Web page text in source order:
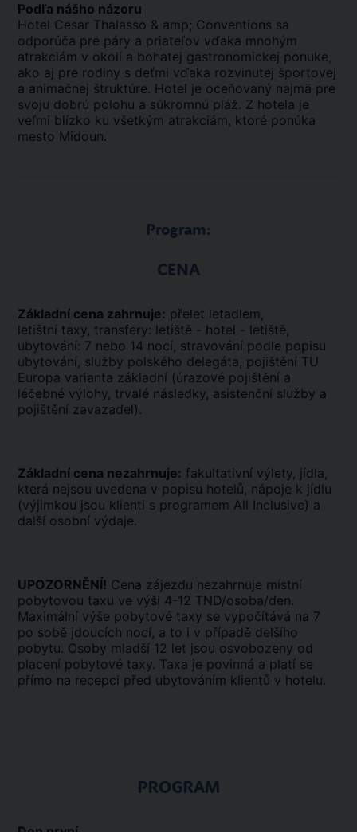
Podľa nášho názoru
Hotel Cesar Thalasso & amp; Conventions sa
odporúča pre páry a priateľov vďaka mnohým
atrakciám v okolí a bohatej gastronomickej ponuke,
ako aj pre rodiny s deťmi vďaka rozvinutej športovej
a animačnej štruktúre. Hotel je oceňovaný najmä pre
svoju dobrú polohu a súkromnú pláž. Z hotela je
veľmi blízko ku všetkým atrakciám, ktoré ponúka
mesto Midoun.
Program:
CENA
Základní cena zahrnuje: přelet letadlem,
letištní taxy, transfery: letiště - hotel - letiště,
ubytování: 7 nebo 14 nocí, stravování podle popisu
ubytování, služby polského delegáta, pojištění TU
Europa varianta základní (úrazové pojištění a
léčebné výlohy, trvalé následky, asistenční služby a
pojištění zavazadel).
Základní cena nezahrnuje: fakultativní výlety, jídla,
která nejsou uvedena v popisu hotelů, nápoje k jídlu
(výjimkou jsou klienti s programem All Inclusive) a
další osobní výdaje.
UPOZORNĚNÍ! Cena zájezdu nezahrnuje místní
pobytovou taxu ve výši 4-12 TND/osoba/den.
Maximální výše pobytové taxy se vypočítává na 7
po sobě jdoucích nocí, a to i v případě delšího
pobytu. Osoby mladší 12 let jsou osvobozeny od
placení pobytové taxy. Taxa je povinná a platí se
přímo na recepci před ubytováním klientů v hotelu.
PROGRAM